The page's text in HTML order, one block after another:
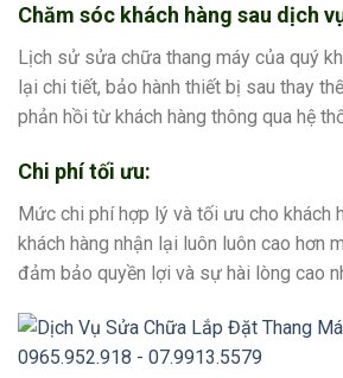
Chăm sóc khách hàng sau dịch
Lịch sử sửa chữa thang máy của quý
lại chi tiết, bảo hành thiết bị sau thay
phản hồi từ khách hàng thông qua hệ
Chi phí tối ưu:
Mức chi phí hợp lý và tối ưu cho khách
khách hàng nhận lại luôn luôn cao hơn
đảm bảo quyền lợi và sự hài lòng cao